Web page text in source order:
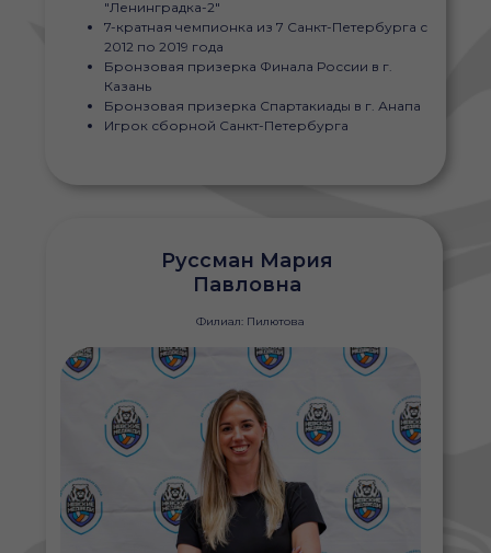
"Ленинградка-2"
7-кратная чемпионка из 7 Санкт-Петербурга с
2012 по 2019 года
Бронзовая призерка Финала России в г.
Казань
Бронзовая призерка Спартакиады в г. Анапа
Игрок сборной Санкт-Петербурга
Руссман Мария
Павловна
Филиал: Пилютова